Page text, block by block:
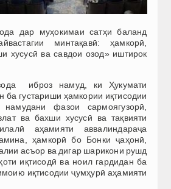
дар муҳокимаи сатҳи баланд
минтақавӣ: ҳамкорӣ,
хусусӣ ва савдои озод» иштирок
иброз намуд, ки Ҳукумати
ба густариши ҳамкории иқтисодии
намудани фазои сармоягузорӣ,
ва бахши хусусӣ ва тақвияти
аҳамияти аввалиндараҷа
ҳамкорӣ бо Бонки ҷаҳонӣ,
асъор ва дигар шарикони рушд
иқтисодӣ ва ноил гардидан ба
иқтисодии ҷумҳурӣ аҳамияти